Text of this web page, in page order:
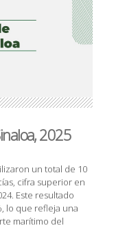
2025
un total de 10
cifra superior en
Este resultado
lo que refleja una
marítimo del